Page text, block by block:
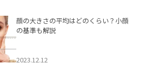
顔の大きさの平均はどのくらい？小顔
の基準も解説
2023.12.12